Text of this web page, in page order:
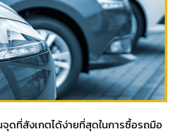
ดที่สังเกตได้ง่ายที่สุดในการซื้อรถมือ